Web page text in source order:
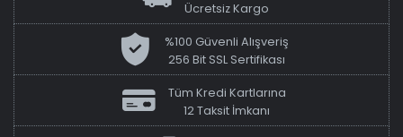
Ücretsiz Kargo
%100 Güvenli Alışveriş
256 Bit SSL Sertifikası
Tüm Kredi Kartlarına
12 Taksit İmkanı